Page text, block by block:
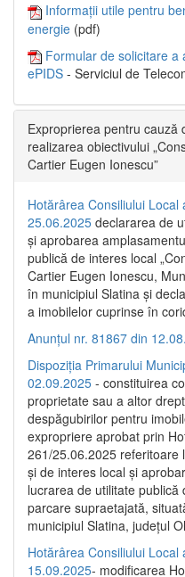
Informații utile pentru
energie (pdf)
Formular de solicitare a
ePIDS - Serviciul de
Exproprierea pentru cauză
realizarea obiectivului
Cartier Eugen Ionescu”
Hotărârea Consiliului Local
25.06.2025 declararea de
și aprobarea
publică de interes local
Cartier Eugen Ionescu,
în municipiul Slatina și
a imobilelor cuprinse în
Anunțul nr. 81867 din
Dispoziția Primarului
02.09.2025 - constituirea
proprietate sau a altor
despăgubirilor pentru
expropriere aprobat prin
261/25.06.2025 referitoare
și de interes local și
lucrarea de utilitate publică
parcare supraetajată,
municipiul Slatina, județul
Hotărârea Consiliului Local
15.09.2025- modificarea